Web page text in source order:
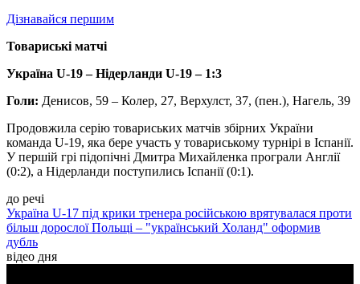
Дізнавайся першим
Товариські матчі
Україна U-19 – Нідерланди U-19 – 1:3
Голи: Денисов, 59 – Колер, 27, Верхулст, 37, (пен.), Нагель, 39
Продовжила серію товариських матчів збірних України
команда U-19, яка бере участь у товариському турнірі в Іспанії.
У першій грі підопічні Дмитра Михайленка програли Англії
(0:2), а Нідерланди поступились Іспанії (0:1).
до речі
Україна U-17 під крики тренера російською врятувалася проти
більш дорослої Польщі – "український Холанд" оформив
дубль
відео дня